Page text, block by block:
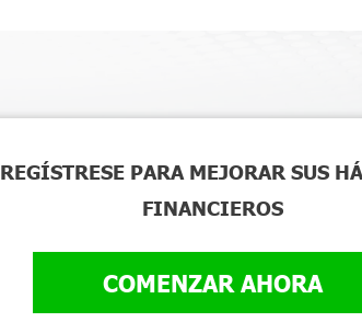
REGÍSTRESE PARA MEJORAR SUS
FINANCIEROS
COMENZAR AHORA